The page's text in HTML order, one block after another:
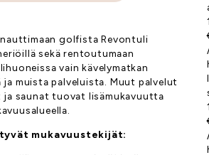
golfista Revontuli
sekä rentoutumaan
vain kävelymatkan
ja muista palveluista. Muut palvelut
saunat tuovat lisämukavuutta
mukavuustekijät: